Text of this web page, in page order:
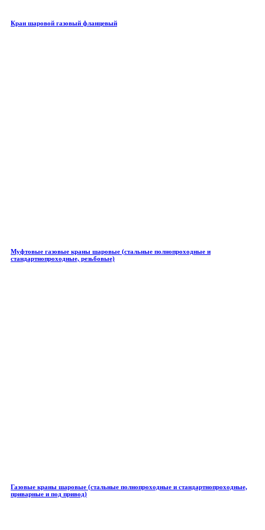
Кран шаровой газовый фланцевый
Муфтовые газовые краны шаровые (стальные полнопроходные и
стандартнопроходные, резьбовые)
Газовые краны шаровые (стальные полнопроходные и стандартнопроходные,
приварные и под привод)